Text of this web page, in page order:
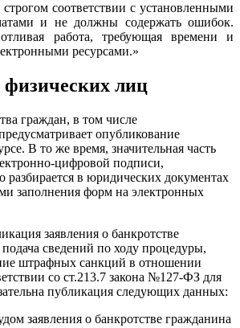
соответствии с установленными
и не должны содержать ошибок.
работа, требующая времени и
ресурсами.»
физических лиц
граждан, в том числе
опубликование
В то же время, значительная часть
цифровой подписи,
разбирается в юридических документах
заполнения форм на электронных
заявления о банкротстве
сведений по ходу процедуры,
штрафных санкций в отношении
со ст.213.7 закона №127-ФЗ для
публикация следующих данных:
заявления о банкротстве гражданина